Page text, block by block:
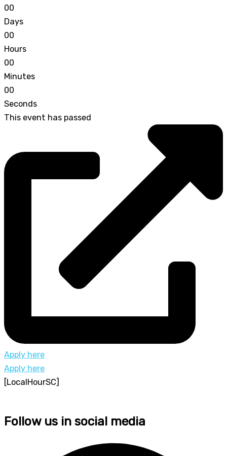
00
Days
00
Hours
00
Minutes
00
Seconds
This event has passed
Apply here
Apply here
[LocalHourSC]
Follow us in social media